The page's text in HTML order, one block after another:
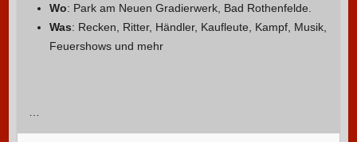
Wo: Park am Neuen Gradierwerk, Bad Rothenfelde.
Was: Recken, Ritter, Händler, Kaufleute, Kampf, Musik,
Feuershows und mehr